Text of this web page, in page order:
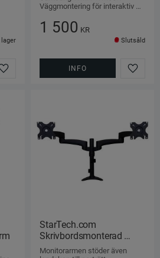
Lägg till i favoriter
Väggmontering för interaktiv
1 500 KR
Lägg
Slutsåld
INFO
StarTech.com
Skrivbordsmonterad
dubbel monitorarm
Monitorarmen stöder även